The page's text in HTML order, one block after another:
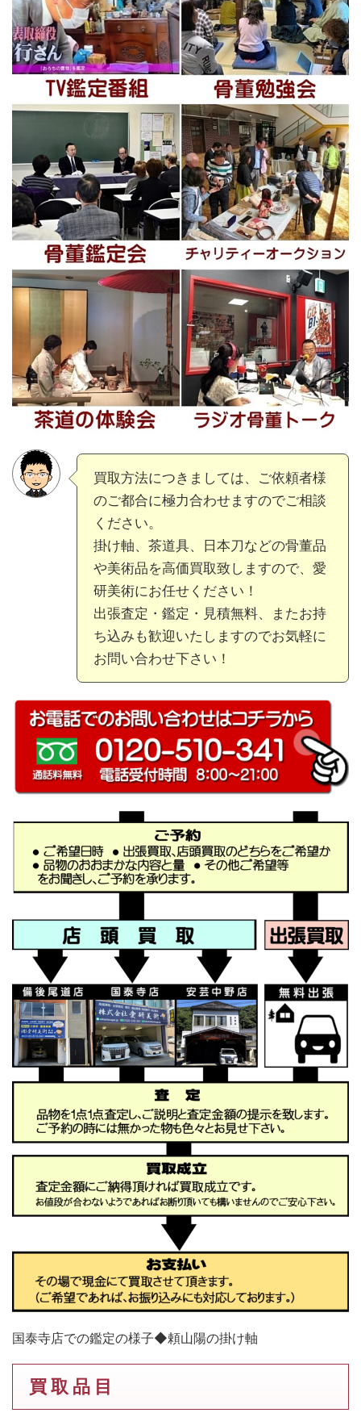
買取方法につきましては、ご依頼者様
のご都合に極力合わせますのでご相談
ください。
掛け軸、茶道具、日本刀などの骨董品
や美術品を高価買取致しますので、愛
研美術にお任せください！
出張査定・鑑定・見積無料、またお持
ち込みも歓迎いたしますのでお気軽に
お問い合わせ下さい！
国泰寺店での鑑定の様子◆頼山陽の掛け軸
買 取 品 目